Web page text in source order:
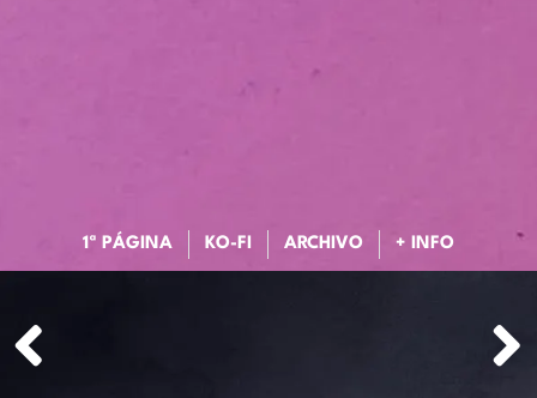
1ª PÁGINA KO-FI ARCHIVO + INFO